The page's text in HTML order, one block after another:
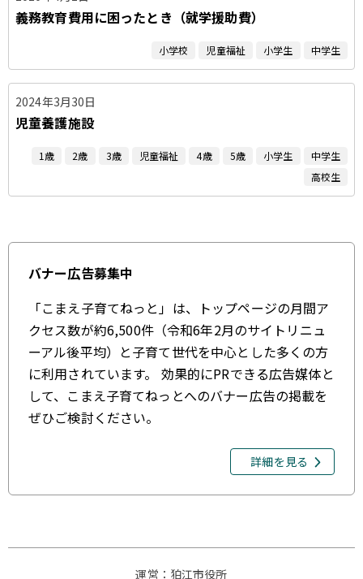
義務教育費用に困ったとき（就学援助費）
小学校 児童福祉 小学生 中学生
2024年3月30日
児童養護施設
1歳 2歳 3歳 児童福祉 4歳 5歳 小学生
中学生
高校生
バナー広告募集中
「こまえ子育てねっと」は、トップページの月間ア
クセス数が約6,500件（令和6年2月のサイトリニュ
ーアル後平均）と子育て世代を中心とした多くの方
に利用されています。 効果的にPRできる広告媒体と
して、こまえ子育てねっとへのバナー広告の掲載を
ぜひご検討ください。
詳細を見る
運営：狛江市役所